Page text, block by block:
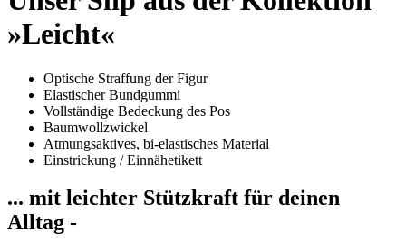
»Leicht«
Optische Straffung der Figur
Elastischer Bundgummi
Vollständige Bedeckung des Pos
Baumwollzwickel
Atmungsaktives, bi-elastisches Material
Einstrickung / Einnähetikett
... mit leichter Stützkraft für deinen
Alltag -